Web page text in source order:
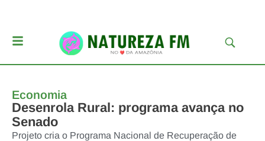
Economia
Desenrola Rural: programa avança no
Senado
Projeto cria o Programa Nacional de Recuperação de